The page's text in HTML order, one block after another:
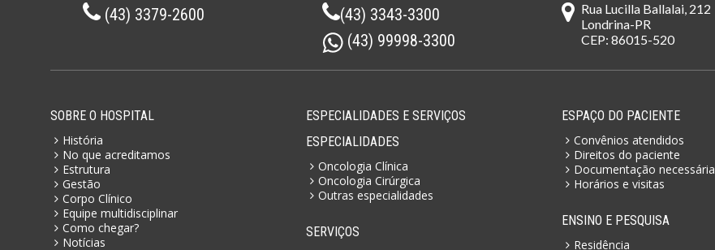
(43) 3379-2600
(43) 3343-3300
(43) 99998-3300
Rua Lucilla Ballalai, 212
Londrina-PR
CEP: 86015-520
SOBRE O HOSPITAL
História
No que acreditamos
Estrutura
Gestão
Corpo Clínico
Equipe multidisciplinar
Como chegar?
Notícias
ESPECIALIDADES E SERVIÇOS
ESPECIALIDADES
Oncologia Clínica
Oncologia Cirúrgica
Outras especialidades
SERVIÇOS
ESPAÇO DO PACIENTE
Convênios atendidos
Direitos do paciente
Documentação necessária
Horários e visitas
ENSINO E PESQUISA
Residência